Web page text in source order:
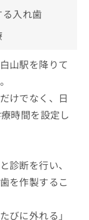
入れ歯
山駅を降りて
けでなく、日
時間を設定し
診断を行い、
を作製するこ
びに外れる」